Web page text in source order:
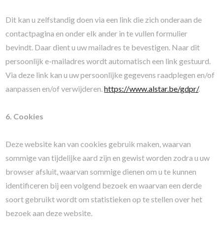
Dit kan u zelfstandig doen via een link die zich onderaan de
contactpagina en onder elk ander in te vullen formulier
bevindt. Daar dient u uw mailadres te bevestigen. Naar dit
persoonlijk e-mailadres wordt automatisch een link gestuurd.
Via deze link kan u uw persoonlijke gegevens raadplegen en/of
aanpassen en/of verwijderen.https://www.alstar.be/gdpr/.
6. Cookies
Deze website kan van cookies gebruik maken, waarvan
sommige van tijdelijke aard zijn en gewist worden zodra u uw
browser afsluit, waarvan sommige dienen om u te kunnen
identificeren bij een volgend bezoek en waarvan een derde
soort gebruikt wordt om statistieken op te stellen over het
bezoek aan deze website.